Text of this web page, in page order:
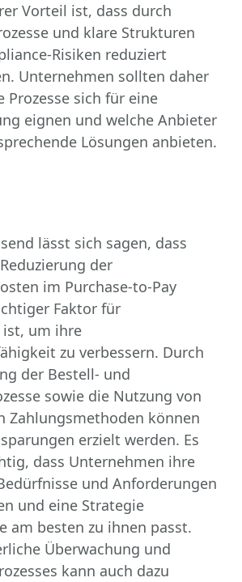
Vorteil ist, dass durch
und klare Strukturen
Risiken reduziert
Unternehmen sollten daher
Prozesse sich für eine
eignen und welche Anbieter
Lösungen anbieten.
lässt sich sagen, dass
der
im Purchase-to-Pay
Faktor für
um ihre
zu verbessern. Durch
der Bestell- und
sowie die Nutzung von
Zahlungsmethoden können
erzielt werden. Es
dass Unternehmen ihre
und Anforderungen
und eine Strategie
am besten zu ihnen passt.
Überwachung und
kann auch dazu